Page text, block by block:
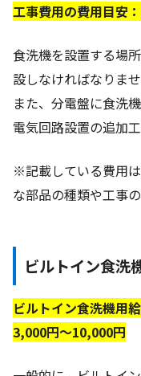
工事費用の費用目安
食洗機を設置する場
設しなければなりませ
また、分電盤に食洗
電気回路設置の追加
※記載している費用
な部品の種類や工事
ビルトイン食洗
ビルトイン食洗機用
3,000円〜10,000円